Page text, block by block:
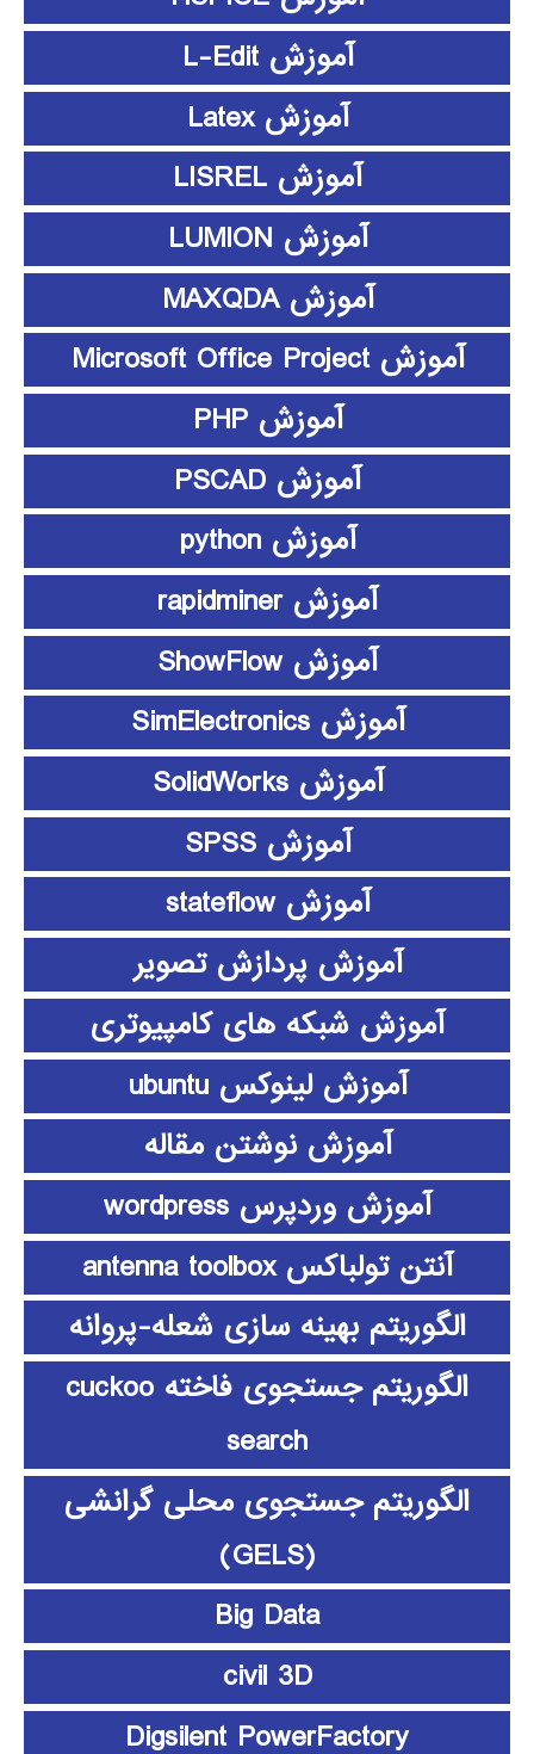
آموزش L-Edit
آموزش Latex
آموزش LISREL
آموزش LUMION
آموزش MAXQDA
آموزش Microsoft Office Project
آموزش PHP
آموزش PSCAD
آموزش python
آموزش rapidminer
آموزش ShowFlow
آموزش SimElectronics
آموزش SolidWorks
آموزش SPSS
آموزش stateflow
آموزش پردازش تصویر
آموزش شبکه های کامپیوتری
آموزش لینوکس ubuntu
آموزش نوشتن مقاله
آموزش وردپرس wordpress
آنتن تولباکس antenna toolbox
الگوریتم بهینه سازی شعله-پروانه
الگوریتم جستجوی فاخته cuckoo
search
الگوریتم جستجوی محلی گرانشی
(GELS)
Big Data
civil 3D
Digsilent PowerFactory